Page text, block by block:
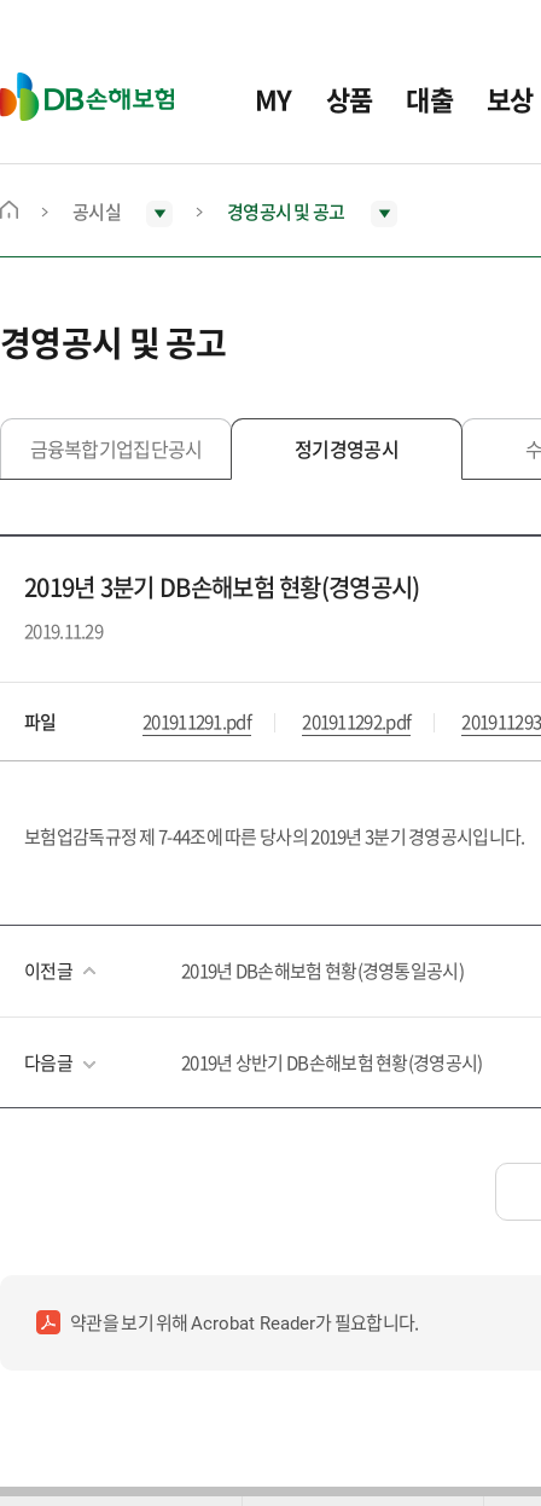
D
B
보
MY 상품 대출 보상
메
으
로
동
공시실 경영공시 및 공고
경영공시 및 공고
금융복합기업집단공시 정기경영공시
2019년 3분기 DB손해보험 현황(경영공시)
2019.11.29
파일 201911291.pdf 201911292.pdf
보험업감독규정 제 7-44조에 따른 당사의 2019년 3분기 경영공시입니다.
이전글 2019년 DB손해보험 현황(경영통일공시)
다음글 2019년 상반기 DB손해보험 현황(경영공시)
약관을 보기 위해Acrobat Reader가 필요합니다.